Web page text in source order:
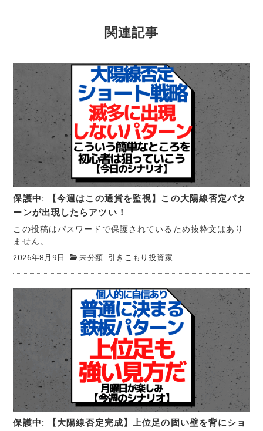
関連記事
保護中: 【今週はこの通貨を監視】この大陽線否定パタ
ーンが出現したらアツい！
この投稿はパスワードで保護されているため抜粋文はあり
ません。
2026年8月9日 未分類 引きこもり投資家
保護中: 【大陽線否定完成】上位足の固い壁を背にショ